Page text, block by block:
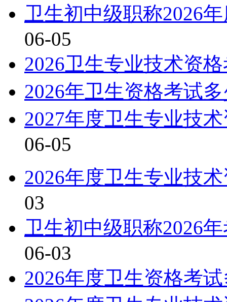
卫生初中级职称2026
06-05
2026卫生专业技术资
2026年卫生资格考试
2027年度卫生专业技
06-05
2026年度卫生专业技
03
卫生初中级职称2026
06-03
2026年度卫生资格考